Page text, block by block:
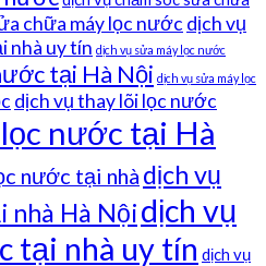
chữa máy lọc nước dịch vụ
nhà uy tín dịch vụ sửa máy lọc nước
tại Hà Nội dịch vụ sửa máy lọc
dịch vụ thay lõi lọc nước
nước tại Hà
nước tại nhà dịch vụ
nhà Hà Nộidịch vụ
tại nhà uy tín dịch vụ